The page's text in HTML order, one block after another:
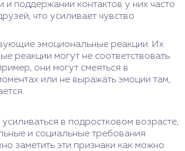
и поддержании контактов у них часто
что усиливает чувство
эмоциональные реакции. Их
реакции могут не соответствовать
они могут смеяться в
или не выражать эмоции там,
в подростковом возрасте,
и социальные требования
заметить эти признаки как можно